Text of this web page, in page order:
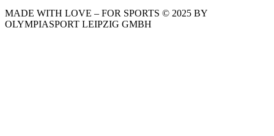
MADE WITH LOVE – FOR SPORTS © 2025 BY
OLYMPIASPORT LEIPZIG GMBH